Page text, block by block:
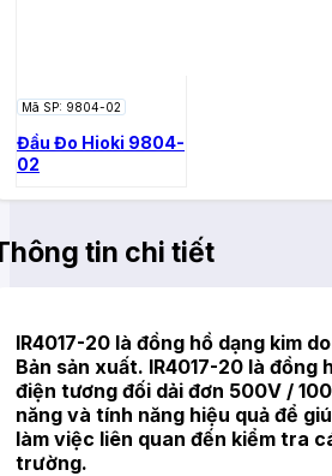
Mã SP: 9804-02
Đầu Đo Hioki 9804-
02
tin chi tiết
IR4017-20 là đồng hồ dạng kim
Bản sản xuất. IR4017-20 là đồng
điện tương đối dải đơn 500V /
năng và tính năng hiệu quả để
làm việc liên quan đến kiểm tra
trường.